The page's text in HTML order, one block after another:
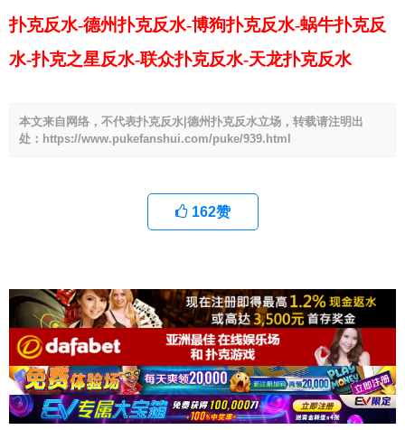
扑克反水-德州扑克反水-博狗扑克反水-蜗牛扑克反
水-扑克之星反水-联众扑克反水-天龙扑克反水
本文来自网络，不代表扑克反水|德州扑克反水立场，转载请注明出
处：https://www.pukefanshui.com/puke/939.html
162赞